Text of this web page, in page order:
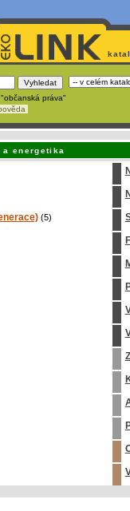
práva"
a energetika
(5)